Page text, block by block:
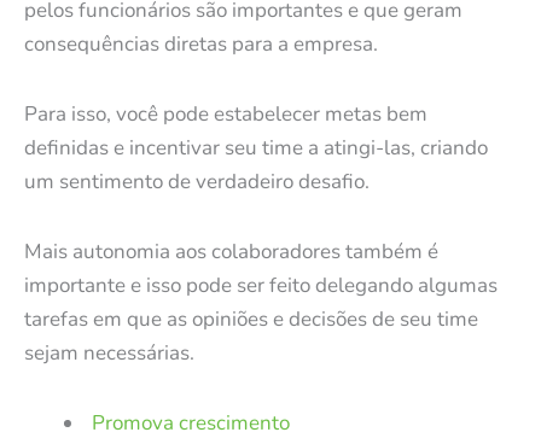
pelos funcionários são importantes e que geram
consequências diretas para a empresa.
Para isso, você pode estabelecer metas bem
definidas e incentivar seu time a atingi-las, criando
um sentimento de verdadeiro desafio.
Mais autonomia aos colaboradores também é
importante e isso pode ser feito delegando algumas
tarefas em que as opiniões e decisões de seu time
sejam necessárias.
Promova crescimento